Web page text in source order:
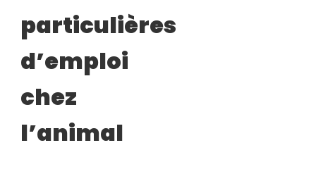
particulières
d’emploi
chez
l’animal